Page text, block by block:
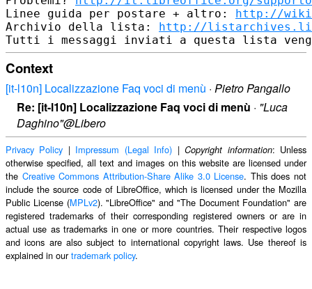
Linee guida per postare + altro: http://
Archivio della lista: http://
Context
[it-l10n] Localizzazione Faq voci di menù · Pietro Pangallo
Re: [it-l10n] Localizzazione Faq voci di menù · "Luca
Daghino"@Libero
Privacy Policy | Impressum (Legal Info) |Copyright information: Unless
otherwise specified, all text and images on this website are licensed under
the Creative Commons Attribution-Share Alike 3.0 License. This does not
include the source code of LibreOffice, which is licensed under the Mozilla
Public License (MPLv2). "LibreOffice" and "The Document Foundation" are
registered trademarks of their corresponding registered owners or are in
actual use as trademarks in one or more countries. Their respective logos
and icons are also subject to international copyright laws. Use thereof is
explained in ourtrademark policy.